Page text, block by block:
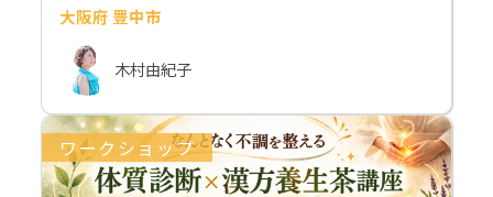
大阪府 豊中市
木村由紀子
ワークショップ